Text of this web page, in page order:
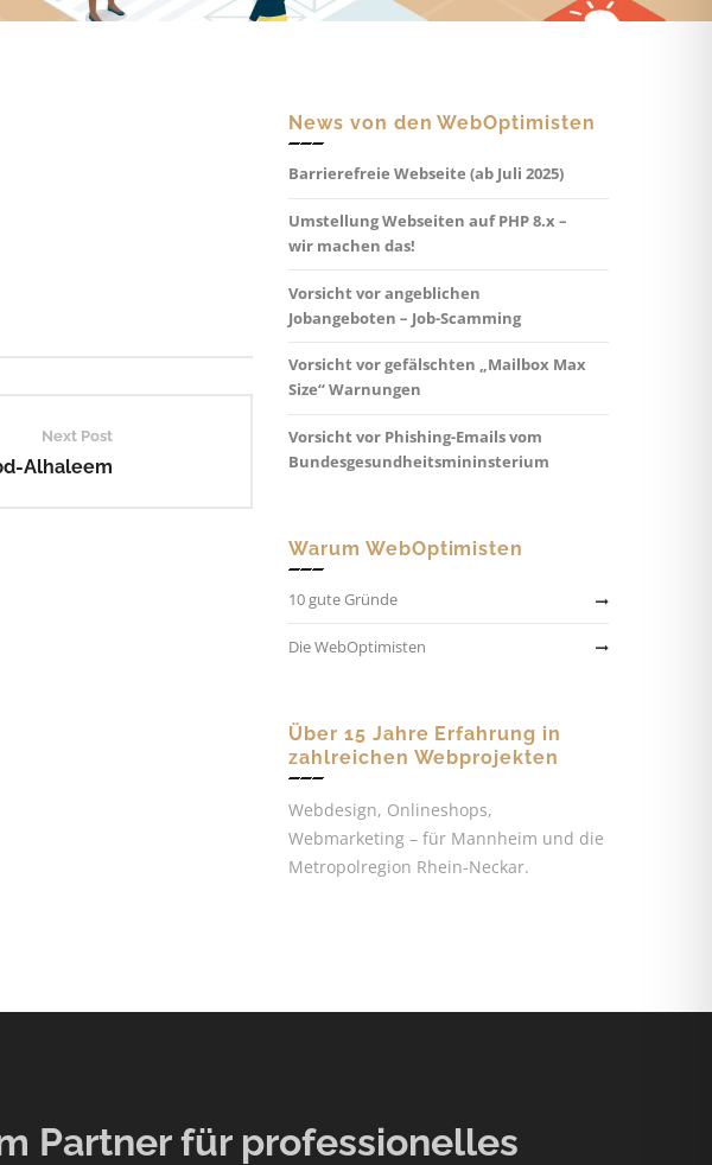
Next Post
Alhaleem
News von den WebOptimisten
Barrierefreie Webseite (ab Juli 2025)
Umstellung Webseiten auf PHP 8.x –
wir machen das!
Vorsicht vor angeblichen
Jobangeboten – Job-Scamming
Vorsicht vor gefälschten „Mailbox Max
Size“ Warnungen
Vorsicht vor Phishing-Emails vom
Bundesgesundheitsmininsterium
Warum WebOptimisten
10 gute Gründe
Die WebOptimisten
Über 15 Jahre Erfahrung in
zahlreichen Webprojekten
Webdesign, Onlineshops,
Webmarketing – für Mannheim und die
Metropolregion Rhein-Neckar.
Partner für professionelles